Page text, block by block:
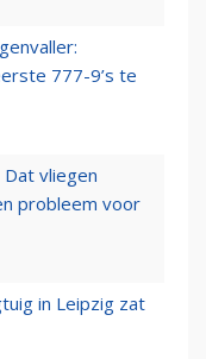
777-9’s te
vliegen
probleem voor
in Leipzig zat